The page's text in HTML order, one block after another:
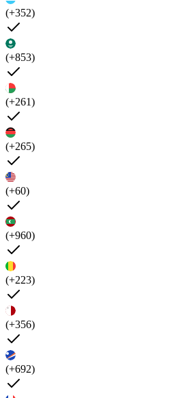
(+352)
(+853)
(+261)
(+265)
(+60)
(+960)
(+223)
(+356)
(+692)